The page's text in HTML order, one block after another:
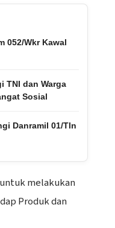
052/Wkr Kawal
TNI dan Warga
Sosial
Danramil 01/Tln
melakukan
Produk dan